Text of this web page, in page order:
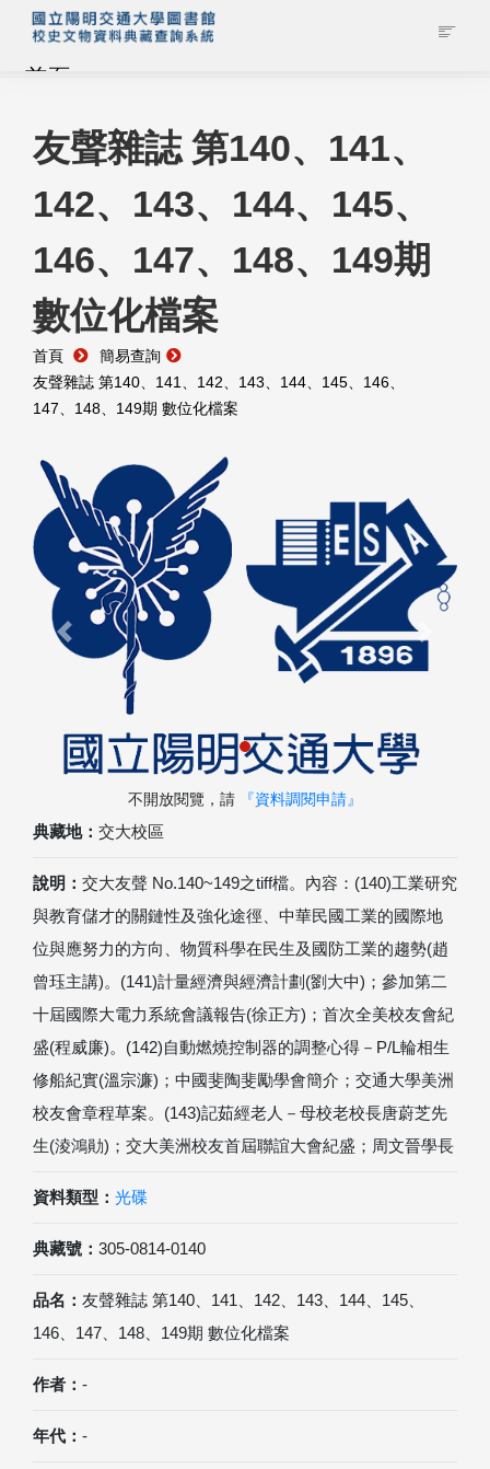
首頁
藏品查詢
校史館簡介
藏品清單全覽
資料調閱申請
管理者登入
友聲雜誌 第140、141、
142、143、144、145、
146、147、148、149期
數位化檔案
首頁
簡易查詢
友聲雜誌 第140、141、142、143、144、145、146、
147、148、149期 數位化檔案
典藏地： 交大校區
說明： 交大友聲 No.140~149之tiff檔。內容：(140)工業研究
與教育儲才的關鏈性及強化途徑、中華民國工業的國際地
位與應努力的方向、物質科學在民生及國防工業的趨勢(趙
曾珏主講)。(141)計量經濟與經濟計劃(劉大中)；參加第二
十屆國際大電力系統會議報告(徐正方)；首次全美校友會紀
盛(程威廉)。(142)自動燃燒控制器的調整心得－P/L輪相生
修船紀實(溫宗濂)；中國斐陶斐勵學會簡介；交通大學美洲
校友會章程草案。(143)記茹經老人－母校老校長唐蔚芝先
生(淩鴻勛)；交大美洲校友首屆聯誼大會紀盛；周文晉學長
資料類型： 光碟
典藏號： 305-0814-0140
品名： 友聲雜誌 第140、141、142、143、144、145、
146、147、148、149期 數位化檔案
作者： -
年代： -
Previous Next
不開放閱覽，請 『資料調閱申請』